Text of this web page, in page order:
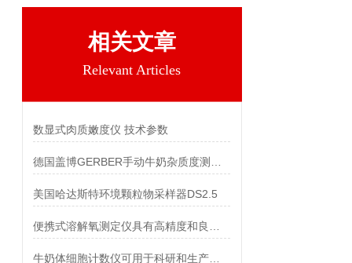
相关文章
Relevant Articles
数显式肉质嫩度仪 技术参数
美国哈达斯特环境颗粒物采样器DS2.5